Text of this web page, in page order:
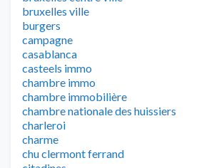
bruxelles ville
burgers
campagne
casablanca
casteels immo
chambre immo
chambre immobilière
chambre nationale des huissiers
charleroi
charme
chu clermont ferrand